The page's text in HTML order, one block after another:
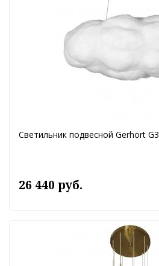
Светильник подвесной Gerhort
26 440 руб.